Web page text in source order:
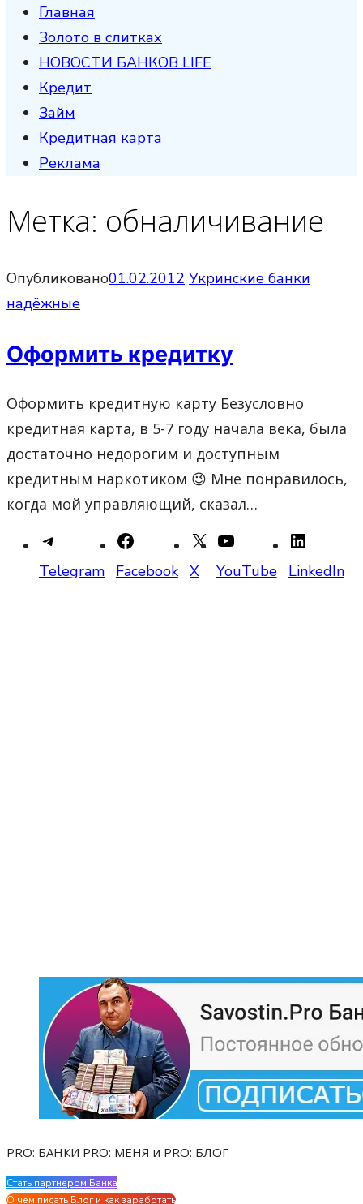
Главная
Золото в слитках
НОВОСТИ БАНКОВ LIFE
Кредит
Займ
Кредитная карта
Реклама
Метка: обналичивание
Опубликовано01.02.2012 Укринские банки
надёжные
Оформить кредитку
Оформить кредитную карту Безусловно
кредитная карта, в 5-7 году начала века, была
достаточно недорогим и доступным
кредитным наркотиком 😉 Мне понравилось,
когда мой управляющий, сказал…
Telegram Facebook X YouTube LinkedIn
PRO: БАНКИ PRO: МЕНЯ и PRO: БЛОГ
Стать партнером Банка
О чем писать Блог и как заработать